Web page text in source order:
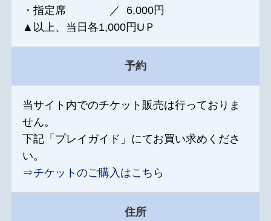
・指定席 ／ 6,000円
▲以上、当日各1,000円UＰ
予約
当サイト内でのチケット販売は行っておりま
せん。
下記「プレイガイド」にてお買い求めくださ
い。
⇒チケットのご購入はこちら
住所